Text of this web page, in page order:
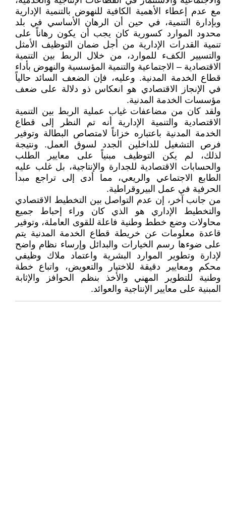
مع عدم إعطاء الأهمية الكافية للنهوض بالتنمية الإدارية
وبإدارة التنمية، في حين أن الرهان الأساسي في بلد
محدود الموارد كسورية كان يجب أن يكون رهاناً على
تنمية القدرات الإدارية من أجل ضمان التوظيف الأمثل
والتسيير الكفء للموارد، من خلال الربط بين التنمية
الاقتصادية – الاجتماعية والتنمية المؤسسية والنهوض بأداء
قطاع الخدمة المدنية. وعليه، فإن الضعف السائد حالياً
في الإنجاز الاقتصادي هو انعكاس ذو دلالة على ضعف
مؤسسات الخدمة المدنية.
ولقد كان من مضاعفات غياب عملية الربط بين التنمية
الاقتصادية والتنمية الإدارية أنه تم النظر إلى قطاع
الخدمة المدنية باعتباره خزاناً لامتصاص البطالة وتوفير
فرص التشغيل للداخلين الجدد لسوق العمل. ونتيجة
لذلك، لم يكن التوظيف مبنياً على معايير الطلب
والحسابات الاقتصادية للجدارة والإنتاجية، بل غلب عليه
الطابع الاجتماعي والريعي، مما أدى إلى تراجع مبدأ
الحرفية في عمل البيروقراطية.
من جانب آخر، إن عدم التواصل بين التخطيط الاقتصادي
والتخطيط الإداري هو الذي كان وراء إحباط جميع
محاولات وضع خطط وطنية فاعلة للقوى العاملة، وتوفير
قاعدة معلومات عن خريطة قطاع الخدمة المدنية يتم
على ضوءها رسم الخيارات والبدائل وإرساء نظام واضح
لإدارة وتطوير الموارد البشرية واعتماد ملاك وظيفي
محكم ومعايير دقيقة للاختيار والتعويض، واتباع خطة
وطنية للتطوير المهني والأخذ بنظم الحوافز والإثابة
المبنية على معايير الإنتاجية والعوائد.